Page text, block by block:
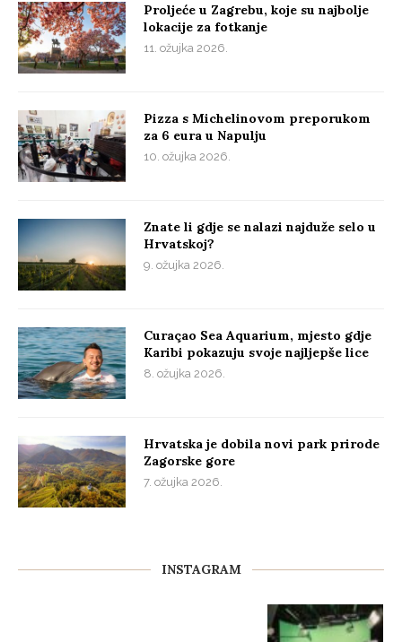
Proljeće u Zagrebu, koje su najbolje
lokacije za fotkanje
11. ožujka 2026.
Pizza s Michelinovom preporukom
za 6 eura u Napulju
10. ožujka 2026.
Znate li gdje se nalazi najduže selo u
Hrvatskoj?
9. ožujka 2026.
Curaçao Sea Aquarium, mjesto gdje
Karibi pokazuju svoje najljepše lice
8. ožujka 2026.
Hrvatska je dobila novi park prirode
Zagorske gore
7. ožujka 2026.
INSTAGRAM